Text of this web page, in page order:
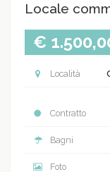
Locale
€
Località
Contratto
Bagni
Foto